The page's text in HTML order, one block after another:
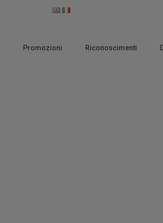
Promozioni Riconoscimenti